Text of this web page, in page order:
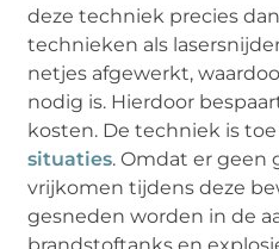
deze techniek precies
technieken als
netjes afgewerkt,
nodig is. Hierdoor
kosten. De techniek is
situaties. Omdat er geen
vrijkomen tijdens deze
gesneden worden in de